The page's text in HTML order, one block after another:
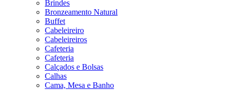
Brindes
Bronzeamento Natural
Buffet
Cabeleireiro
Cabeleireiros
Cafeteria
Cafeteria
Calçados e Bolsas
Calhas
Cama, Mesa e Banho